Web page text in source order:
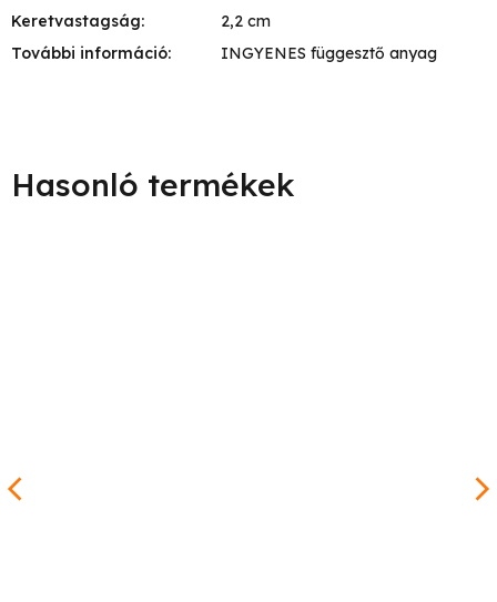
Keretvastagság:
2,2 cm
További információ: INGYENES függesztő anyag